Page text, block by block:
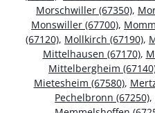
Morschwiller (67350),
Monswiller (67700),
(67120), Mollkirch (67190),
Mittelhausen (67170),
Mittelbergheim
Mietesheim (67580),
Pechelbronn (67250),